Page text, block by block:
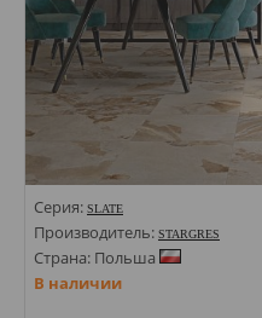
Серия: SLATE
Производитель: STARGRES
Страна: Польша
В наличии